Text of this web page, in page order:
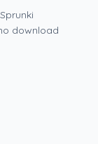
download